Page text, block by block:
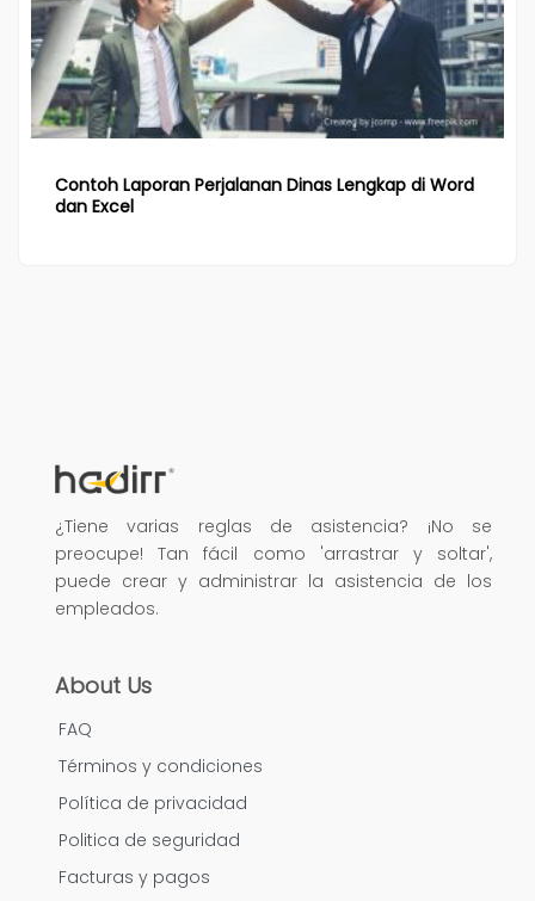
Contoh Laporan Perjalanan Dinas Lengkap di Word
dan Excel
¿Tiene varias reglas de asistencia? ¡No se
preocupe! Tan fácil como 'arrastrar y soltar',
puede crear y administrar la asistencia de los
empleados.
About Us
FAQ
Términos y condiciones
Política de privacidad
Politica de seguridad
Facturas y pagos